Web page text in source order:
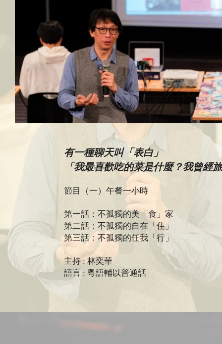
有一種聊天叫「表白」
「我最喜歡吃的菜是什麼？我曾經
節目（一）午餐一小時
第一話：不孤獨的美「食」家
第二話：不孤獨的自在「住」
第三話：不孤獨的任我「行」
主持 : 林奕華
語言 : 粵語輔以普通話